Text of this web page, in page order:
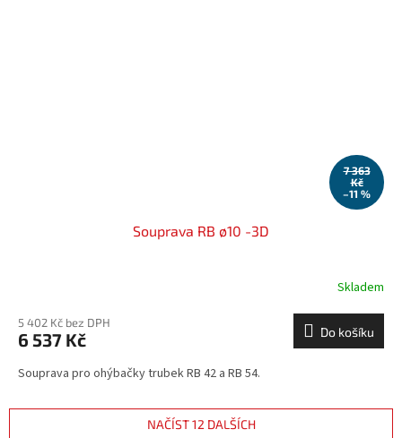
7 363
Kč
–11 %
Souprava RB ø10 -3D
Skladem
5 402 Kč bez DPH
6 537 Kč Do košíku
Souprava pro ohýbačky trubek RB 42 a RB 54.
NAČÍST 12 DALŠÍCH